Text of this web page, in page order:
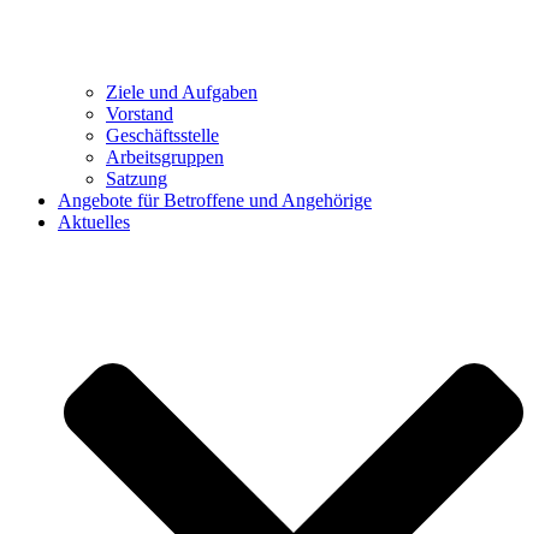
Ziele und Aufgaben
Vorstand
Geschäftsstelle
Arbeitsgruppen
Satzung
Angebote für Betroffene und Angehörige
Aktuelles